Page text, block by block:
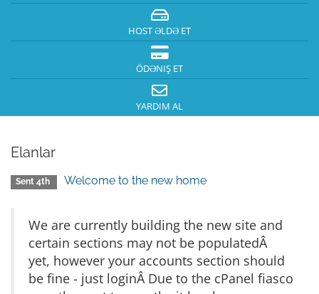
HOST ƏLDƏ ET
ÖDƏNIŞ ET
YARDIM AL
Elanlar
Sent 4th Welcome to the new home
We are currently building the new site and
certain sections may not be populatedÂ
yet, however your accounts section should
be fine - just loginÂ Due to the cPanel fiasco